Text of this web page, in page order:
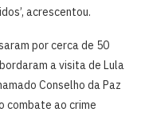
​acrescentou.
por cerca de 50
a visita de Lula
Conselho da Paz
combate ao crime